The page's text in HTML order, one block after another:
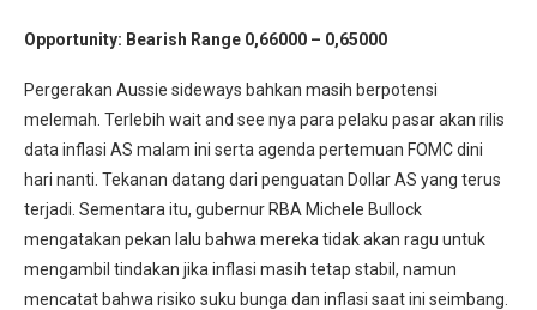
Opportunity: Bearish Range 0,66000 – 0,65000
Pergerakan Aussie sideways bahkan masih berpotensi
melemah. Terlebih wait and see nya para pelaku pasar akan rilis
data inflasi AS malam ini serta agenda pertemuan FOMC dini
hari nanti. Tekanan datang dari penguatan Dollar AS yang terus
terjadi. Sementara itu, gubernur RBA Michele Bullock
mengatakan pekan lalu bahwa mereka tidak akan ragu untuk
mengambil tindakan jika inflasi masih tetap stabil, namun
mencatat bahwa risiko suku bunga dan inflasi saat ini seimbang.